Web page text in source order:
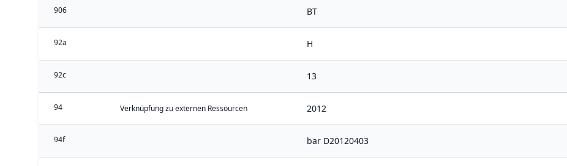
906 BT
92a H
92c 13
94 Verknüpfung zu externen Ressourcen 2012
94f bar D20120403